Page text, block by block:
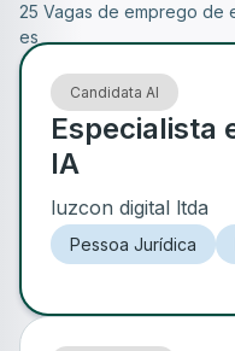
25 Vagas de emprego de
es
Candidata AI
Especialista
IA
luzcon digital ltda
Pessoa Jurídica